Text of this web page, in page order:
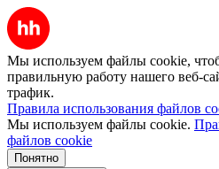
Мы используем файлы cookie,
правильную работу нашего веб-
трафик.
Правила использования файлов
Мы используем файлы cookie.
файлов cookie
Понятно